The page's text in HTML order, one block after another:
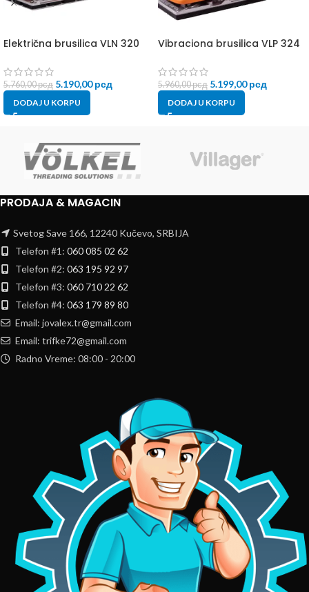
Električna brusilica VLN 320
5.760,00рсд 5.190,00рсд
DODAJ U KORPU
Vibraciona brusilica VLP 324
5.960,00рсд 5.199,00рсд
DODAJ U KORPU
PRODAJA & MAGACIN
Svetog Save 166, 12240 Kučevo, SRBIJA
Telefon #1: 060 085 02 62
Telefon #2: 063 195 92 97
Telefon #3: 060 710 22 62
Telefon #4: 063 179 89 80
Email: jovalex.tr@gmail.com
Email: trifke72@gmail.com
Radno Vreme: 08:00 - 20:00